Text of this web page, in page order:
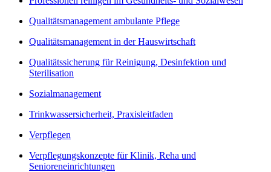
Qualitätsmanagement ambulante Pflege
Qualitätsmanagement in der Hauswirtschaft
Qualitätssicherung für Reinigung, Desinfektion und
Sterilisation
Sozialmanagement
Trinkwassersicherheit, Praxisleitfaden
Verpflegen
Verpflegungskonzepte für Klinik, Reha und
Senioreneinrichtungen